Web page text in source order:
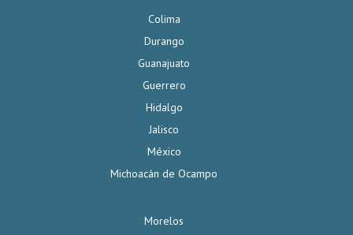
Colima
Durango
Guanajuato
Guerrero
Hidalgo
Jalisco
México
Michoacán de Ocampo
Morelos